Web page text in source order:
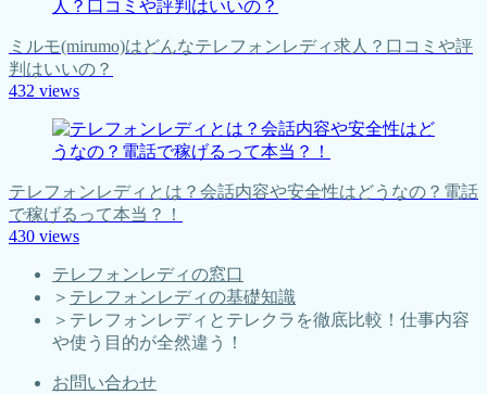
ミルモ(mirumo)はどんなテレフォンレディ求人？口コミや評
判はいいの？
432 views
テレフォンレディとは？会話内容や安全性はどうなの？電話
で稼げるって本当？！
430 views
テレフォンレディの窓口
＞ テレフォンレディの基礎知識
＞ テレフォンレディとテレクラを徹底比較！仕事内容
や使う目的が全然違う！
お問い合わせ